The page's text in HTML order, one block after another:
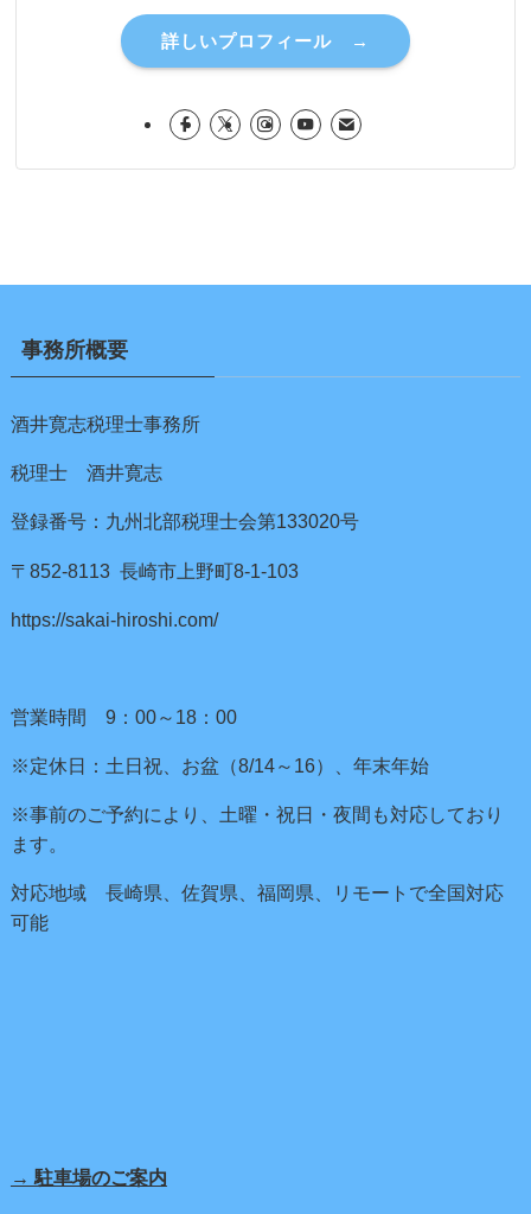
詳しいプロフィール →
事務所概要
酒井寛志税理士事務所
税理士 酒井寛志
登録番号：九州北部税理士会第133020号
〒852-8113 長崎市上野町8-1-103
https://sakai-hiroshi.com/
営業時間 9：00～18：00
※定休日：土日祝、お盆（8/14～16）、年末年始
※事前のご予約により、土曜・祝日・夜間も対応しており
ます。
対応地域 長崎県、佐賀県、福岡県、リモートで全国対応
可能
→ 駐車場のご案内